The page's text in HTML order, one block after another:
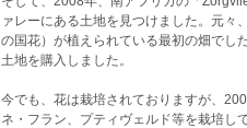
ァレーにある土地を見つけました。元々
の国花）が植えられている最初の畑でし
土地を購入しました。
今でも、花は栽培されておりますが、
ネ・フラン、プティヴェルド等を栽培